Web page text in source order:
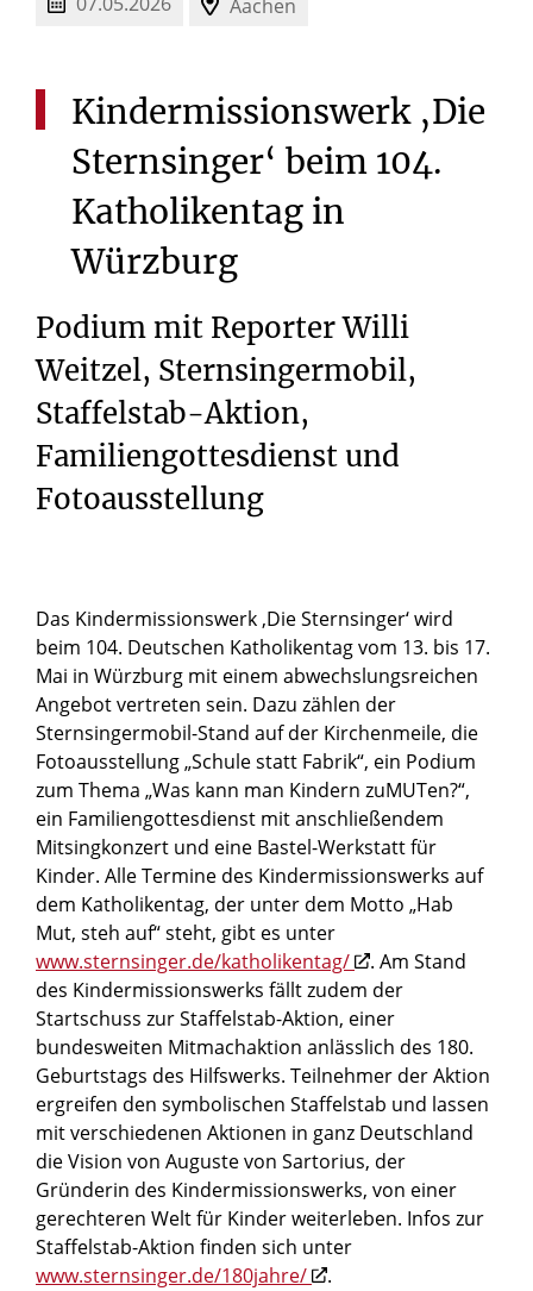
Aachen
Kindermissionswerk ‚Die
Sternsinger‘ beim 104.
Katholikentag in
Würzburg
Podium mit Reporter Willi
Weitzel, Sternsingermobil,
Staffelstab-Aktion,
Familiengottesdienst und
Fotoausstellung
Das Kindermissionswerk ‚Die Sternsinger‘ wird
beim 104. Deutschen Katholikentag vom 13. bis 17.
Mai in Würzburg mit einem abwechslungsreichen
Angebot vertreten sein. Dazu zählen der
Sternsingermobil-Stand auf der Kirchenmeile, die
Fotoausstellung „Schule statt Fabrik“, ein Podium
zum Thema „Was kann man Kindern zuMUTen?“,
ein Familiengottesdienst mit anschließendem
Mitsingkonzert und eine Bastel-Werkstatt für
Kinder. Alle Termine des Kindermissionswerks auf
dem Katholikentag, der unter dem Motto „Hab
Mut, steh auf“ steht, gibt es unter
www.sternsinger.de/katholikentag/
. Am Stand
des Kindermissionswerks fällt zudem der
Startschuss zur Staffelstab-Aktion, einer
bundesweiten Mitmachaktion anlässlich des 180.
Geburtstags des Hilfswerks. Teilnehmer der Aktion
ergreifen den symbolischen Staffelstab und lassen
mit verschiedenen Aktionen in ganz Deutschland
die Vision von Auguste von Sartorius, der
Gründerin des Kindermissionswerks, von einer
gerechteren Welt für Kinder weiterleben. Infos zur
Staffelstab-Aktion finden sich unter
www.sternsinger.de/180jahre/
.